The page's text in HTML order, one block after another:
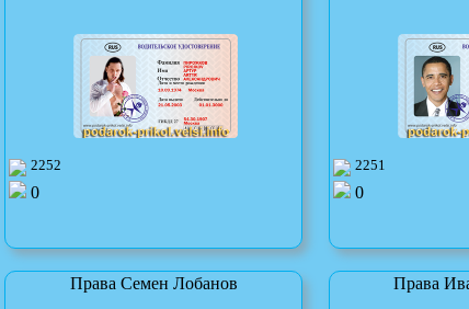
2252
0
2251
0
Права Семен Лобанов Права